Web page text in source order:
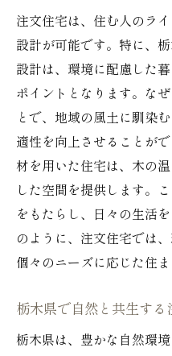
注文住宅は、住む人のラ
設計が可能です。特に、
設計は、環境に配慮した
ポイントとなります。な
とで、地域の風土に馴染
適性を向上させることが
材を用いた住宅は、木の
した空間を提供します。
をもたらし、日々の生活
のように、注文住宅では
個々のニーズに応じた住
栃木県で自然と共生する
栃木県は、豊かな自然環